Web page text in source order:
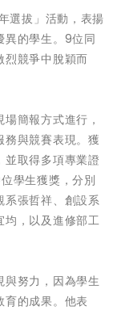
選拔」活動，表揚
異的學生。9位同
烈競爭中脫穎而
簡報方式進行，
與競賽表現。獲
取得多項專業證
學生獲獎，分別
系張哲祥、創設系
均，以及進修部工
與努力，因為學生
育的成果。他表